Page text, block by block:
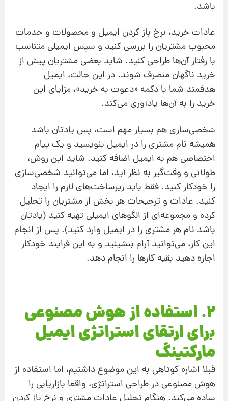
باشد.
عادات خرید، نرخ باز کردن ایمیل و محصولات و خدمات
محبوب مشتریان را بررسی کنید و سپس ایمیلی متناسب
با رفتار آن‌ها طراحی کنید. شاید بعضی مشتریان پیش از
خرید ناگهان منصرف شوند. در این حالت، ایمیل
هدفمند شما با دکمه «دعوت به خرید»، مزایای این
خرید را به آن‌ها یادآوری می‌کند.
شخصی‌سازی هم بسیار مهم است، پس یادتان باشد
همیشه نام مشتری را در ایمیل بنویسید و یک پیام
اختصاصی هم به ایمیل اضافه کنید. شاید این روش،
طولانی و وقت‌گیر به نظر آید، اما می‌توانید شخصی‌سازی
را خودکار کنید. فقط باید زیرساخت‌های لازم را ایجاد
کنید. عادات و ترجیحات هر بخش از مشتریان را تحلیل
کرده و مجموعه‌ای از الگوهای ایمیلی تهیه کنید (یادتان
باشد نام هر مشتری را در ایمیل وارد کنید). پس از انجام
این کار، می‌توانید آرام بنشینید و به این فرایند خودکار
اجازه دهید بقیه کارها را انجام دهد.
2. استفاده از هوش مصنوعی
برای ارتقای استراتژی ایمیل
مارکتینگ
قبلا اشاره کوتاهی به این موضوع داشتیم، اما استفاده از
هوش مصنوعی در طراحی استراتژی، واقعا بازاریابی را